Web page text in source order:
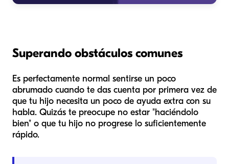
Superando obstáculos comunes
Es perfectamente normal sentirse un poco
abrumado cuando te das cuenta por primera vez de
que tu hijo necesita un poco de ayuda extra con su
habla. Quizás te preocupe no estar "haciéndolo
bien" o que tu hijo no progrese lo suficientemente
rápido.